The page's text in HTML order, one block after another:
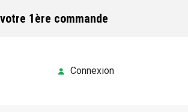
1ère commande
Connexion